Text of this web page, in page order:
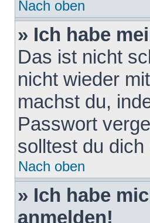
Nach oben
» Ich habe
Das ist nicht
nicht wieder
machst du,
Passwort
solltest du
Nach oben
» Ich habe
anmelden!